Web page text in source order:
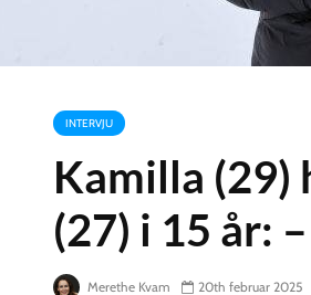
INTERVJU
Kamilla (29)
(27) i 15 år:
Merethe Kvam 20th februar 2025